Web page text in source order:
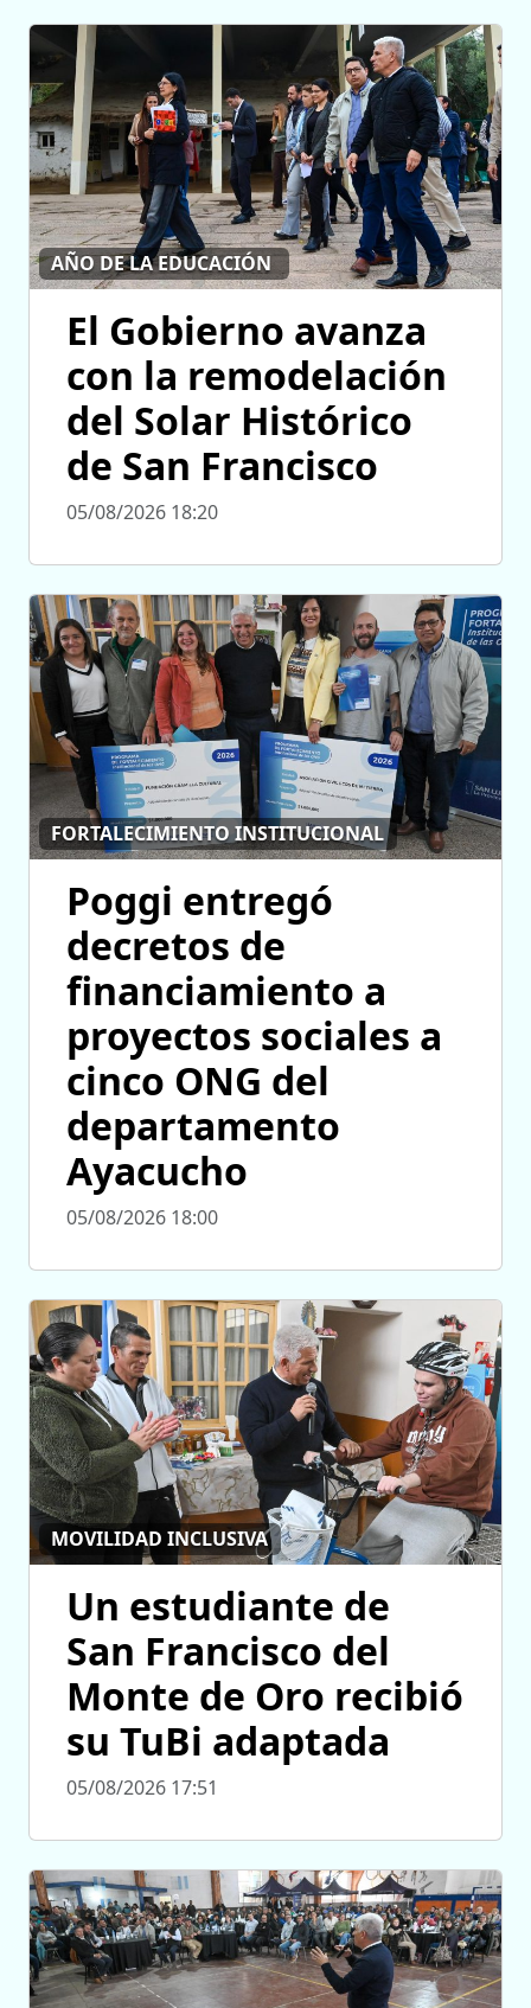
AÑO DE LA EDUCACIÓN
El Gobierno avanza
con la remodelación
del Solar Histórico
de San Francisco
05/08/2026 18:20
FORTALECIMIENTO INSTITUCIONAL
Poggi entregó
decretos de
financiamiento a
proyectos sociales a
cinco ONG del
departamento
Ayacucho
05/08/2026 18:00
MOVILIDAD INCLUSIVA
Un estudiante de
San Francisco del
Monte de Oro recibió
su TuBi adaptada
05/08/2026 17:51